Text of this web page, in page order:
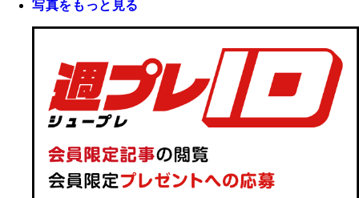
写真をもっと見る